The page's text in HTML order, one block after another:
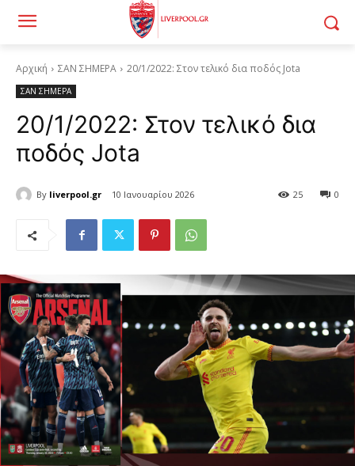
Αρχική ΣΑΝ ΣΗΜΕΡΑ 20/1/2022: Στον τελικό δια ποδός Jota
ΣΑΝ ΣΗΜΕΡΑ
20/1/2022: Στον τελικό δια
ποδός Jota
By liverpool.gr 10 Ιανουαρίου 2026 0
25